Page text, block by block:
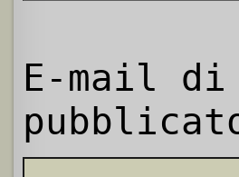
E-mail